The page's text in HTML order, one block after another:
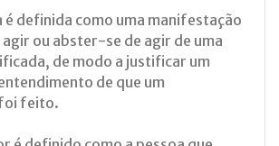
é definida como uma manifestação
ou abster-se de agir de uma
de modo a justificar um
de que um
feito.